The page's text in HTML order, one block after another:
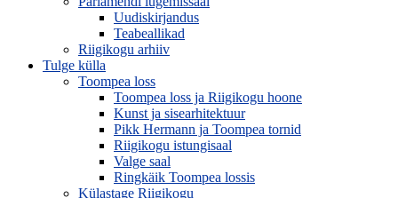
Uudiskirjandus
Teabeallikad
Riigikogu arhiiv
Tulge külla
Toompea loss
Toompea loss ja Riigikogu hoone
Kunst ja sisearhitektuur
Pikk Hermann ja Toompea tornid
Riigikogu istungisaal
Valge saal
Ringkäik Toompea lossis
Külastage Riigikogu